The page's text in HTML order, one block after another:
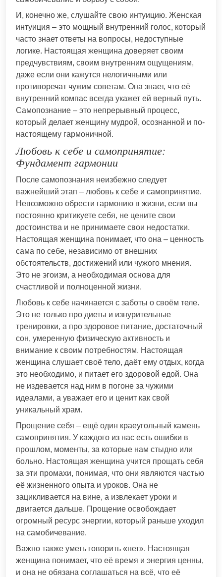
И, конечно же, слушайте свою интуицию. Женская
интуиция – это мощный внутренний голос, который
часто знает ответы на вопросы, недоступные
логике. Настоящая женщина доверяет своим
предчувствиям, своим внутренним ощущениям,
даже если они кажутся нелогичными или
противоречат чужим советам. Она знает, что её
внутренний компас всегда укажет ей верный путь.
Самопознание – это непрерывный процесс,
который делает женщину мудрой, осознанной и по-
настоящему гармоничной.
Любовь к себе и самопринятие:
Фундамент гармонии
После самопознания неизбежно следует
важнейший этап – любовь к себе и самопринятие.
Невозможно обрести гармонию в жизни, если вы
постоянно критикуете себя, не цените свои
достоинства и не принимаете свои недостатки.
Настоящая женщина понимает, что она – ценность
сама по себе, независимо от внешних
обстоятельств, достижений или чужого мнения.
Это не эгоизм, а необходимая основа для
счастливой и полноценной жизни.
Любовь к себе начинается с заботы о своём теле.
Это не только про диеты и изнурительные
тренировки, а про здоровое питание, достаточный
сон, умеренную физическую активность и
внимание к своим потребностям. Настоящая
женщина слушает своё тело, даёт ему отдых, когда
это необходимо, и питает его здоровой едой. Она
не издевается над ним в погоне за чужими
идеалами, а уважает его и ценит как свой
уникальный храм.
Прощение себя – ещё один краеугольный камень
самопринятия. У каждого из нас есть ошибки в
прошлом, моменты, за которые нам стыдно или
больно. Настоящая женщина учится прощать себя
за эти промахи, понимая, что они являются частью
её жизненного опыта и уроков. Она не
зацикливается на вине, а извлекает уроки и
двигается дальше. Прощение освобождает
огромный ресурс энергии, который раньше уходил
на самобичевание.
Важно также уметь говорить «нет». Настоящая
женщина понимает, что её время и энергия ценны,
и она не обязана соглашаться на всё, что её